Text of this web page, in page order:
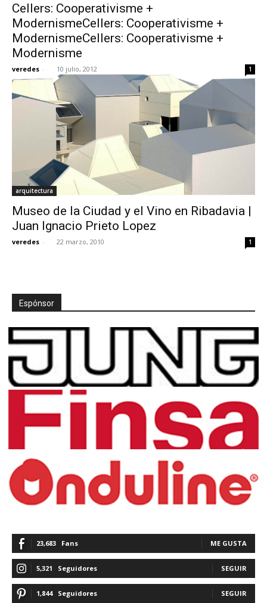
Cellers: Cooperativisme +
ModernismeCellers: Cooperativisme +
ModernismeCellers: Cooperativisme +
Modernisme
veredes - 10 julio, 2012 1
arquitectura
Museo de la Ciudad y el Vino en Ribadavia |
Juan Ignacio Prieto Lopez
veredes - 22 marzo, 2010 1
Espónsor
23,683 Fans ME GUSTA
5,321 Seguidores SEGUIR
1,844 Seguidores SEGUIR